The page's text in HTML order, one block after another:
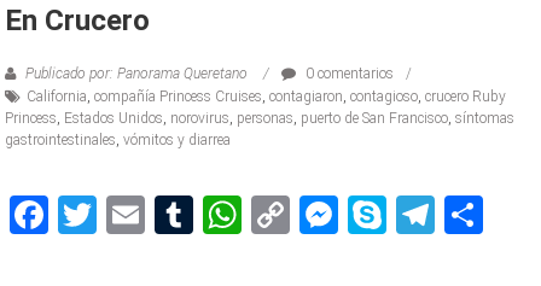
En Crucero
Publicado por: Panorama Queretano
0 comentarios
California ,compañía Princess Cruises ,contagiaron ,contagioso ,crucero Ruby
Princess Estados Unidos norovirus personas puerto de San Francisco ,síntomas
gastrointestinales ,vómitos y diarrea
Facebook
Twitter
EmailTumblr
WhatsApp
CopyMessenger
Skype